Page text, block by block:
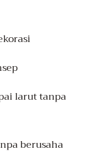
larut tanpa
berusaha